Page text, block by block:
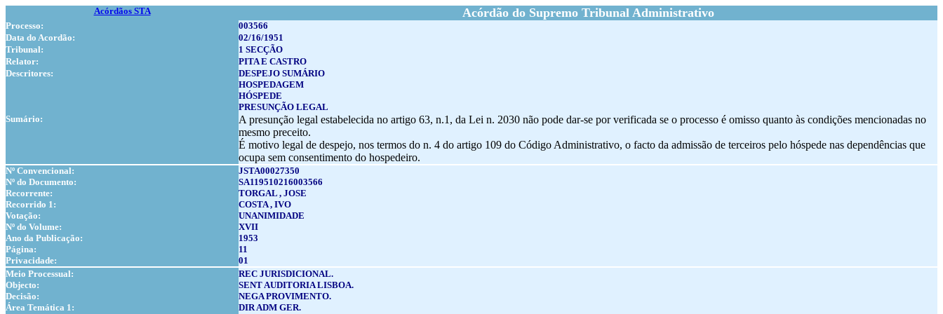
Acórdãos STA Acórdão do Supremo Tribunal Administrativo
Processo:
003566
Data do Acordão:
02/16/1951
Tribunal:
1 SECÇÃO
Relator:
PITA E CASTRO
Descritores:
DESPEJO SUMÁRIO
HOSPEDAGEM
HÓSPEDE
PRESUNÇÃO LEGAL
Sumário:
A presunção legal estabelecida no artigo 63, n.1, da Lei n. 2030 não pode dar-se por verificada se o processo é omisso quanto às condições mencionadas no
mesmo preceito.
É motivo legal de despejo, nos termos do n. 4 do artigo 109 do Código Administrativo, o facto da admissão de terceiros pelo hóspede nas dependências que
ocupa sem consentimento do hospedeiro.
Nº Convencional:
JSTA00027350
Nº do Documento:
SA119510216003566
Recorrente:
TORGAL , JOSE
Recorrido 1:
COSTA , IVO
Votação:
UNANIMIDADE
Nº do Volume:
XVII
Ano da Publicação:
1953
Página:
11
Privacidade:
01
Meio Processual:
REC JURISDICIONAL.
Objecto:
SENT AUDITORIA LISBOA.
Decisão:
NEGA PROVIMENTO.
Área Temática 1:
DIR ADM GER.